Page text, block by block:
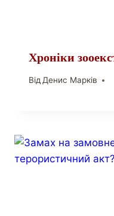
Хроніки
ВідДенис Марків